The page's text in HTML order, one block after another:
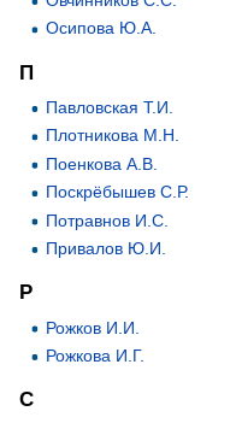
Осипова Ю.А.
П
Павловская Т.И.
Плотникова М.Н.
Поенкова А.В.
Поскрёбышев С.Р.
Потравнов И.С.
Привалов Ю.И.
Р
Рожков И.И.
Рожкова И.Г.
С